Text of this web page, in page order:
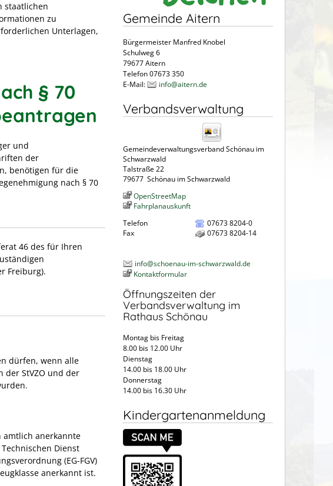
staatlichen
zu
Unterlagen,
§ 70
und
der
benötigen für die
nach § 70
46 des für Ihren
Freiburg).
dürfen, wenn alle
der StVZO und der
amtlich anerkannte
Dienst
(EG-FGV)
anerkannt ist.
Gemeinde Aitern
Bürgermeister Manfred Knobel
Schulweg 6
79677 Aitern
Telefon 07673 350
E-Mail:
info@aitern.de
Verbandsverwaltung
Gemeindeverwaltungsverband Schönau im
Schwarzwald
Talstraße 22
79677 Schönau im Schwarzwald
OpenStreetMap
Fahrplanauskunft
Telefon
07673 8204-0
Fax
07673 8204-14
info@schoenau-im-schwarzwald.de
Kontaktformular
Öffnungszeiten der
Verbandsverwaltung im
Rathaus Schönau
Montag bis Freitag
8.00 bis 12.00 Uhr
Dienstag
14.00 bis 18.00 Uhr
Donnerstag
14.00 bis 16.30 Uhr
Kindergartenanmeldung